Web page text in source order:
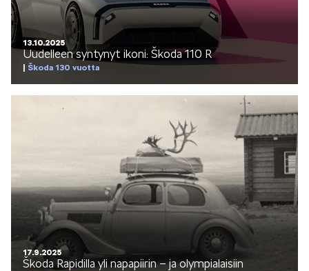
VASTUULLISUUS
ŠKODA 130 VUOTTA
ŠKODA MEDIASSA
13.10.2025
Uudelleen syntynyt ikoni: Škoda 110 R
Škoda 130 vuotta
17.9.2025
Škoda Rapidilla yli napapiirin – ja olympialaisiin